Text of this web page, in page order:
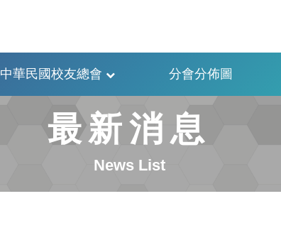
中華民國校友總會 分會分佈圖
最新消息
News List